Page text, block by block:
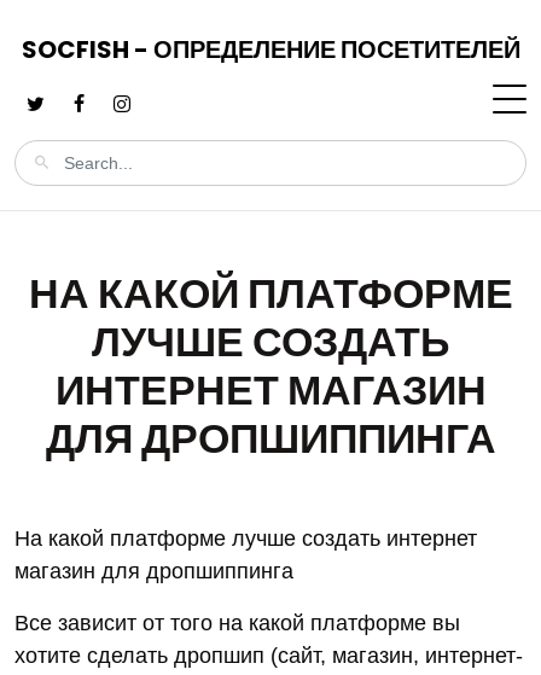
SOCFISH - ОПРЕДЕЛЕНИЕ ПОСЕТИТЕЛЕЙ
НА КАКОЙ ПЛАТФОРМЕ
ЛУЧШЕ СОЗДАТЬ
ИНТЕРНЕТ МАГАЗИН
ДЛЯ ДРОПШИППИНГА
На какой платформе лучше создать интернет
магазин для дропшиппинга
Все зависит от того на какой платформе вы
хотите сделать дропшип (сайт, магазин, интернет-